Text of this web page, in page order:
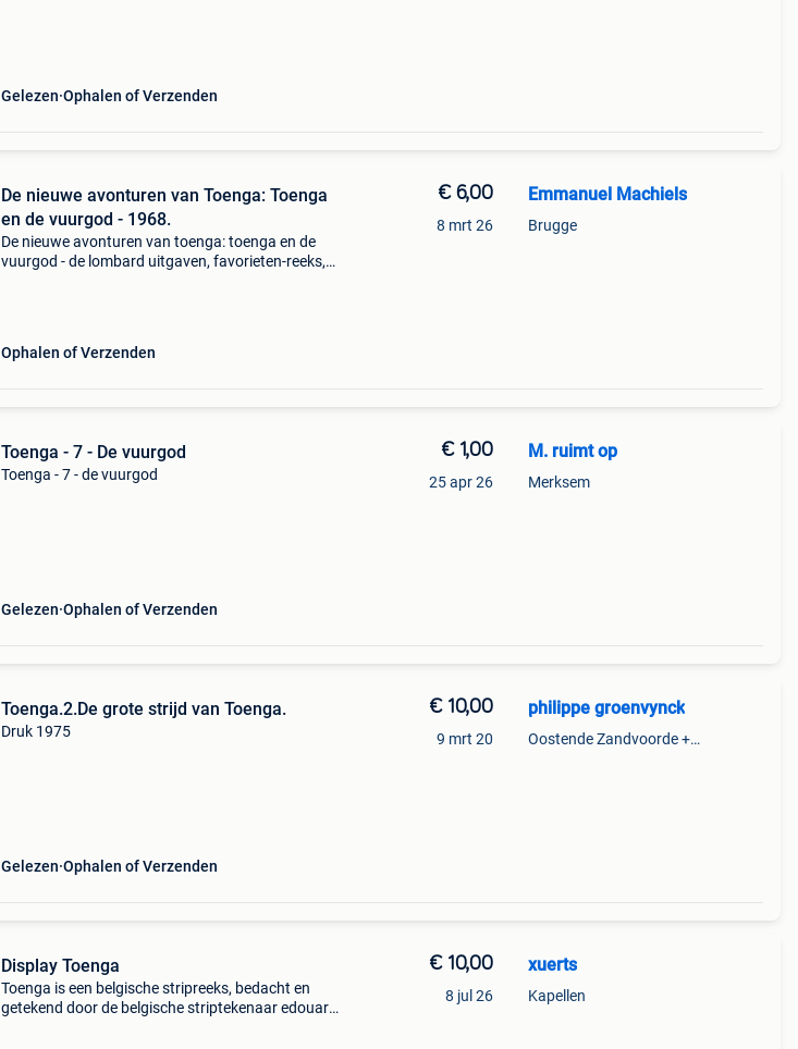
Gelezen Ophalen of Verzenden
De nieuwe avonturen van Toenga: Toenga
en de vuurgod - 1968.
De nieuwe avonturen van toenga: toenga en de
vuurgod - de lombard uitgaven, favorieten-reeks,
Ophalen of Verzenden
€ 6,00
8 mrt 26
Emmanuel Machiels
Brugge
Toenga - 7 - De vuurgod
Toenga - 7 - de vuurgod
Gelezen Ophalen of Verzenden
€ 1,00
25 apr 26
M. ruimt op
Merksem
Toenga.2.De grote strijd van Toenga.
Druk 1975
Gelezen Ophalen of Verzenden
€ 10,00
9 mrt 20
philippe groenvynck
Oostende Zandvoorde +Oostende
Display Toenga
Toenga is een belgische stripreeks, bedacht en
getekend door de belgische striptekenaar edouard
€ 10,00
8 jul 26
xuerts
Kapellen